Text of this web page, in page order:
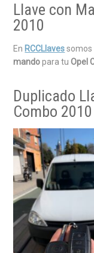
Llave con
2010
En RCCLlavessomos
mandopara tuOpel
Duplicado
Combo